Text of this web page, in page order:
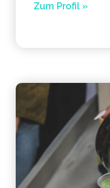
Zum Profil »